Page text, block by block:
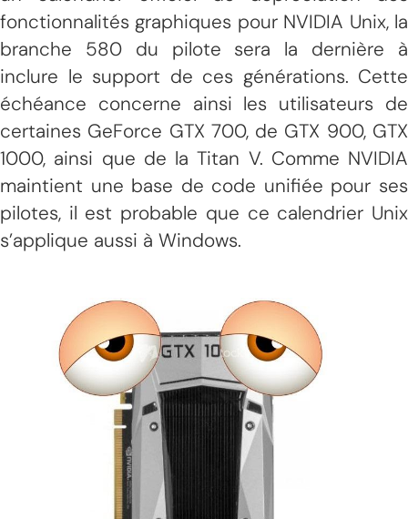
fonctionnalités graphiques pour NVIDIA Unix, la
branche 580 du pilote sera la dernière à
inclure le support de ces générations. Cette
échéance concerne ainsi les utilisateurs de
certaines GeForce GTX 700, de GTX 900, GTX
1000, ainsi que de la Titan V. Comme NVIDIA
maintient une base de code unifiée pour ses
pilotes, il est probable que ce calendrier Unix
s’applique aussi à Windows.